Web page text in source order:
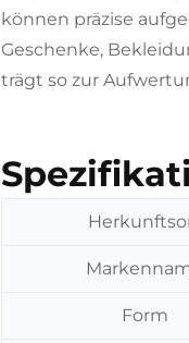
können präzise
Geschenke,
trägt so zur
Form